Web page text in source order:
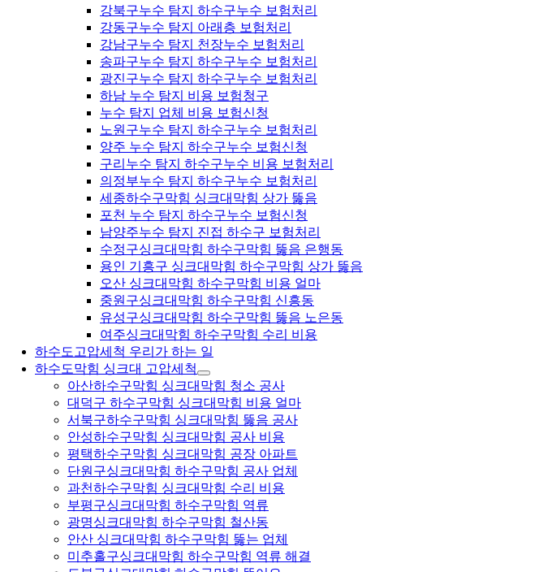
강북구누수 탐지 하수구누수 보험처리
강동구누수 탐지 아래층 보험처리
강남구누수 탐지 천장누수 보험처리
송파구누수 탐지 하수구누수 보험처리
광진구누수 탐지 하수구누수 보험처리
하남 누수 탐지 비용 보험청구
누수 탐지 업체 비용 보험신청
노원구누수 탐지 하수구누수 보험처리
양주 누수 탐지 하수구누수 보험신청
구리누수 탐지 하수구누수 비용 보험처리
의정부누수 탐지 하수구누수 보험처리
세종하수구막힘 싱크대막힘 상가 뚫음
포천 누수 탐지 하수구누수 보험신청
남양주누수 탐지 진접 하수구 보험처리
수정구싱크대막힘 하수구막힘 뚫음 은행동
용인 기흥구 싱크대막힘 하수구막힘 상가 뚫음
오산 싱크대막힘 하수구막힘 비용 얼마
중원구싱크대막힘 하수구막힘 신흥동
유성구싱크대막힘 하수구막힘 뚫음 노은동
여주싱크대막힘 하수구막힘 수리 비용
하수도고압세척 우리가 하는 일
하수도막힘 싱크대 고압세척
아산하수구막힘 싱크대막힘 청소 공사
대덕구 하수구막힘 싱크대막힘 비용 얼마
서북구하수구막힘 싱크대막힘 뚫음 공사
안성하수구막힘 싱크대막힘 공사 비용
평택하수구막힘 싱크대막힘 공장 아파트
단원구싱크대막힘 하수구막힘 공사 업체
과천하수구막힘 싱크대막힘 수리 비용
부평구싱크대막힘 하수구막힘 역류
광명싱크대막힘 하수구막힘 철산동
안산 싱크대막힘 하수구막힘 뚫는 업체
미추홀구싱크대막힘 하수구막힘 역류 해결